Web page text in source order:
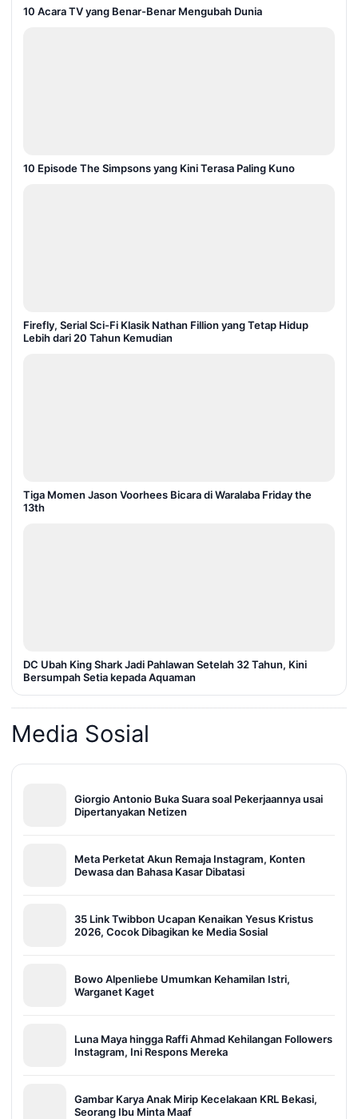
10 Acara TV yang Benar-Benar Mengubah Dunia
10 Episode The Simpsons yang Kini Terasa Paling Kuno
Firefly, Serial Sci-Fi Klasik Nathan Fillion yang Tetap Hidup
Lebih dari 20 Tahun Kemudian
Tiga Momen Jason Voorhees Bicara di Waralaba Friday the
13th
DC Ubah King Shark Jadi Pahlawan Setelah 32 Tahun, Kini
Bersumpah Setia kepada Aquaman
Media Sosial
Giorgio Antonio Buka Suara soal Pekerjaannya usai
Dipertanyakan Netizen
Meta Perketat Akun Remaja Instagram, Konten
Dewasa dan Bahasa Kasar Dibatasi
35 Link Twibbon Ucapan Kenaikan Yesus Kristus
2026, Cocok Dibagikan ke Media Sosial
Bowo Alpenliebe Umumkan Kehamilan Istri,
Warganet Kaget
Luna Maya hingga Raffi Ahmad Kehilangan Followers
Instagram, Ini Respons Mereka
Gambar Karya Anak Mirip Kecelakaan KRL Bekasi,
Seorang Ibu Minta Maaf